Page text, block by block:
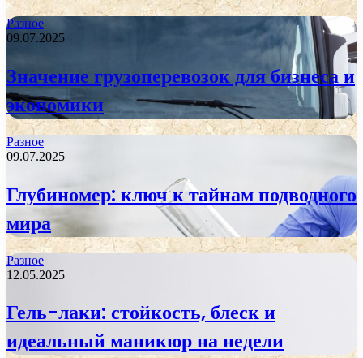
Разное
09.07.2025
Значение грузоперевозок для бизнеса и
экономики
Разное
09.07.2025
Глубиномер: ключ к тайнам подводного
мира
Разное
12.05.2025
Гель-лаки: стойкость, блеск и
идеальный маникюр на недели